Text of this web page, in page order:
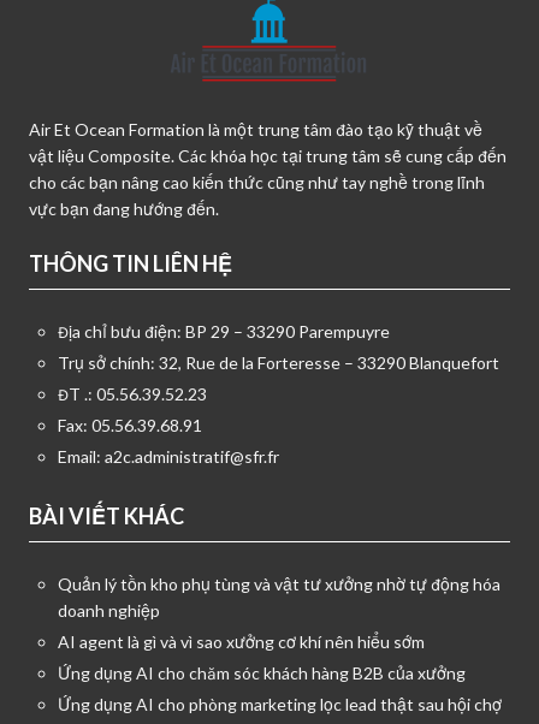
Air Et Ocean Formation là một trung tâm đào tạo kỹ thuật về
vật liệu Composite. Các khóa học tại trung tâm sẽ cung cấp đến
cho các bạn nâng cao kiến thức cũng như tay nghề trong lĩnh
vực bạn đang hướng đến.
THÔNG TIN LIÊN HỆ
Địa chỉ bưu điện: BP 29 – 33290 Parempuyre
Trụ sở chính: 32, Rue de la Forteresse – 33290 Blanquefort
ĐT .: 05.56.39.52.23
Fax: 05.56.39.68.91
Email: a2c.administratif@sfr.fr
BÀI VIẾT KHÁC
Quản lý tồn kho phụ tùng và vật tư xưởng nhờ tự động hóa
doanh nghiệp
AI agent là gì và vì sao xưởng cơ khí nên hiểu sớm
Ứng dụng AI cho chăm sóc khách hàng B2B của xưởng
Ứng dụng AI cho phòng marketing lọc lead thật sau hội chợ